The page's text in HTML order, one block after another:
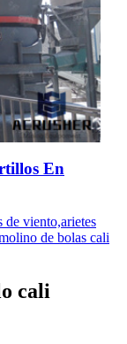
En
viento,arietes
de bolas cali
cali